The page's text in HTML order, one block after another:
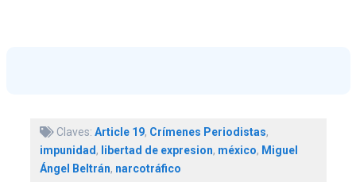
Claves: Article 19, Crímenes Periodistas,
impunidad, libertad de expresion, méxico, Miguel
Ángel Beltrán, narcotráfico